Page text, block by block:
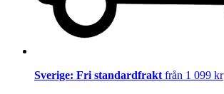
Sverige: Fri standardfrakt från 1 099 kr